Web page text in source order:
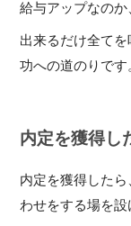
給与アップなのか
出来るだけ全て
功への道のりです
内定を獲得し
内定を獲得した
わせをする場を設